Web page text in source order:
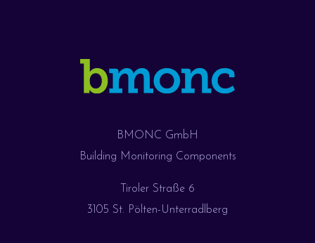
BMONC GmbH
Building Monitoring Components
Tiroler Straße 6
3105 St. Pölten-Unterradlberg